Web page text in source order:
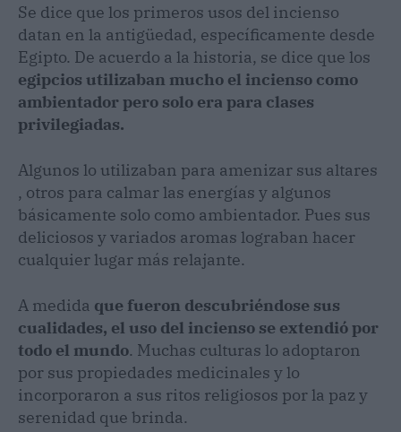
Se dice que los primeros usos del incienso
datan en la antigüedad, específicamente desde
Egipto. De acuerdo a la historia, se dice que los
egipcios utilizaban mucho el incienso como
ambientador pero solo era para clases
privilegiadas.
Algunos lo utilizaban para amenizar sus altares
, otros para calmar las energías y algunos
básicamente solo como ambientador. Pues sus
deliciosos y variados aromas lograban hacer
cualquier lugar más relajante.
A medida que fueron descubriéndose sus
cualidades, el uso del incienso se extendió por
todo el mundo. Muchas culturas lo adoptaron
por sus propiedades medicinales y lo
incorporaron a sus ritos religiosos por la paz y
serenidad que brinda.